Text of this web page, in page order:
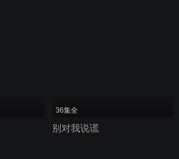
36集全
别对我说谎